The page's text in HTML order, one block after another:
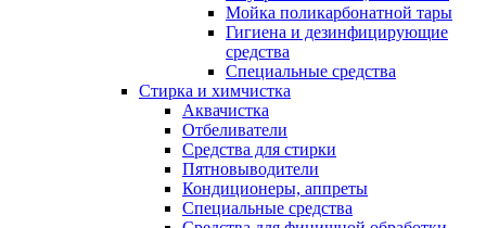
Мойка поликарбонатной тары
Гигиена и дезинфицирующие
средства
Специальные средства
Стирка и химчистка
Аквачистка
Отбеливатели
Средства для стирки
Пятновыводители
Кондиционеры, аппреты
Специальные средства